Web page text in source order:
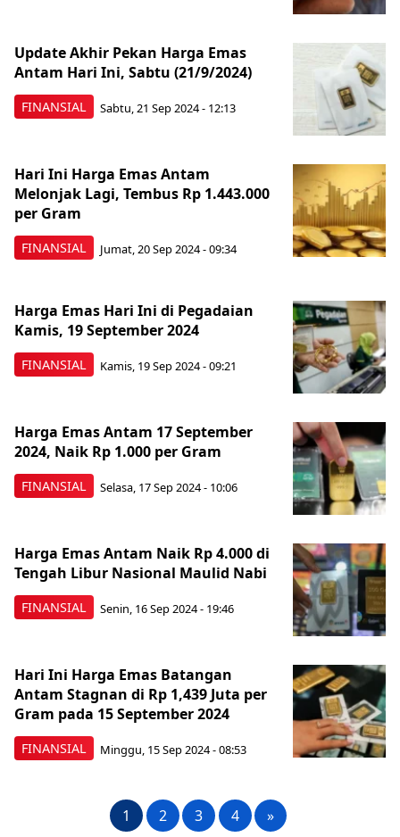
FINANSIAL
Update Akhir Pekan Harga Emas
Antam Hari Ini, Sabtu (21/9/2024)
Sabtu, 21 Sep 2024 - 12:13
FINANSIAL
Hari Ini Harga Emas Antam
Melonjak Lagi, Tembus Rp 1.443.000
per Gram
Jumat, 20 Sep 2024 - 09:34
FINANSIAL
Harga Emas Hari Ini di Pegadaian
Kamis, 19 September 2024
Kamis, 19 Sep 2024 - 09:21
FINANSIAL
Harga Emas Antam 17 September
2024, Naik Rp 1.000 per Gram
Selasa, 17 Sep 2024 - 10:06
FINANSIAL
Harga Emas Antam Naik Rp 4.000 di
Tengah Libur Nasional Maulid Nabi
Senin, 16 Sep 2024 - 19:46
FINANSIAL
Hari Ini Harga Emas Batangan
Antam Stagnan di Rp 1,439 Juta per
Gram pada 15 September 2024
Minggu, 15 Sep 2024 - 08:53
1 2 3 4 »